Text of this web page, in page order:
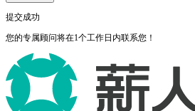
提交成功
您的专属顾问将在1个工作日内联系您！